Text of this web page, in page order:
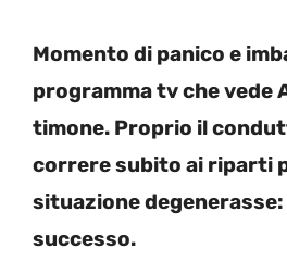
Momento di panico e
programma tv che vede
timone. Proprio il
correre subito ai riparti
situazione degenerasse:
successo.